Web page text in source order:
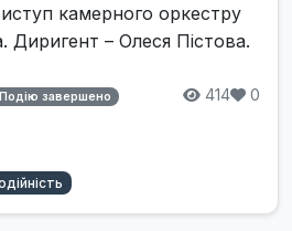
камерного оркестру
Диригент – Олеся Пістова.
завершено 414 0